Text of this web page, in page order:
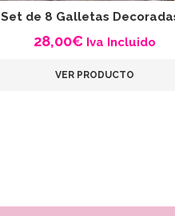
Set de 8 Galletas
28,00€ Iva Incluido
VER PRODUCTO